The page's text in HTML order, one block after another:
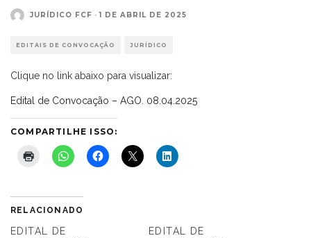
JURÍDICO FCF · 1 DE ABRIL DE 2025
EDITAIS DE CONVOCAÇÃO JURÍDICO
Clique no link abaixo para visualizar:
Edital de Convocação – AGO. 08.04.2025
COMPARTILHE ISSO:
RELACIONADO
EDITAL DE
EDITAL DE